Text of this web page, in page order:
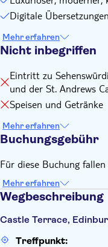
Verkehrsproblemen,
zu vertretenden
Der lokale
abzusagen, wenn die
wird
Bitte denken Sie daran,
Bitte bringen Sie
mit, tragen Sie
Sonnencreme oder
Digitale Übersetzungen
Mehr erfahren
Nicht inbegriffen
Eintritt zu
und der St. Andrews
Speisen und Getränke
Mehr erfahren
Buchungsgebühr
Für diese Buchung
Mehr erfahren
Wegbeschreibung
Castle Terrace,
Treffpunkt: